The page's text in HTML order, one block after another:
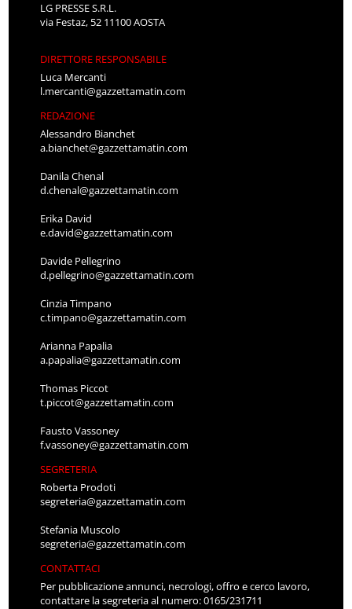
LG PRESSE S.R.L.
via Festaz, 52 11100 AOSTA
DIRETTORE RESPONSABILE
Luca Mercanti
l.mercanti@gazzettamatin.com
REDAZIONE
Alessandro Bianchet
a.bianchet@gazzettamatin.com
Danila Chenal
d.chenal@gazzettamatin.com
Erika David
e.david@gazzettamatin.com
Davide Pellegrino
d.pellegrino@gazzettamatin.com
Cinzia Timpano
c.timpano@gazzettamatin.com
Arianna Papalia
a.papalia@gazzettamatin.com
Thomas Piccot
t.piccot@gazzettamatin.com
Fausto Vassoney
f.vassoney@gazzettamatin.com
SEGRETERIA
Roberta Prodoti
segreteria@gazzettamatin.com
Stefania Muscolo
segreteria@gazzettamatin.com
CONTATTACI
Per pubblicazione annunci, necrologi, offro e cerco lavoro,
contattare la segreteria al numero: 0165/231711